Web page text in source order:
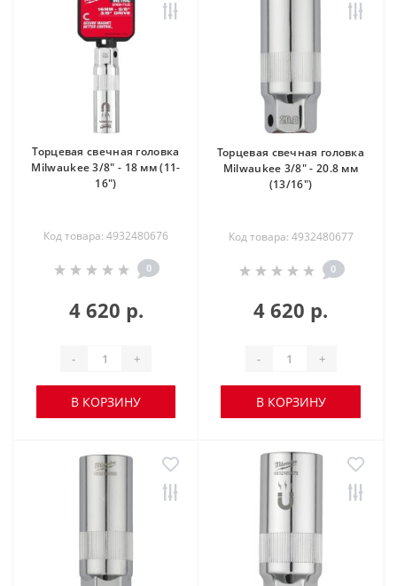
Торцевая свечная головка
Milwaukee 3/8" - 18 мм (11-
16")
Код товара: 4932480676
0
4 620 р.
- +
В КОРЗИНУ
Торцевая свечная головка
Milwaukee 3/8" - 20.8 мм
(13/16")
Код товара: 4932480677
0
4 620 р.
- +
В КОРЗИНУ